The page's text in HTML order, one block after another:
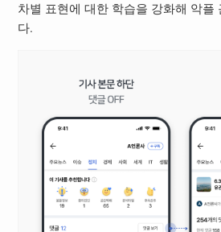
차별 표현에 대한 학습을 강화해 악플
다.